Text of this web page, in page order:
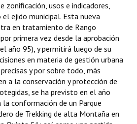
zonificación, usos e indicadores,
ejido municipal. Esta nueva
en tratamiento de Rango
primera vez desde la aprobación
año 95), y permitirá luego de su
en materia de gestión urbana
y por sobre todo, más
a la conservación y protección de
se ha previsto en el año
conformación de un Parque
de Trekking de alta Montaña en